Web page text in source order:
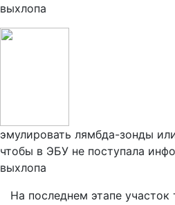
выхлопа
эмулировать лямбда-зонды
чтобы в ЭБУ не поступала
выхлопа
На последнем этапе